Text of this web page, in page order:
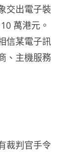
交出電子裝
萬港元。
信某電子訊
、主機服務
裁判官手令